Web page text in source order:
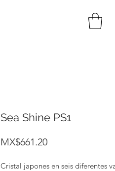
Sea Shine PS1
MX$661.20Price
Cristal japones en seis diferentes